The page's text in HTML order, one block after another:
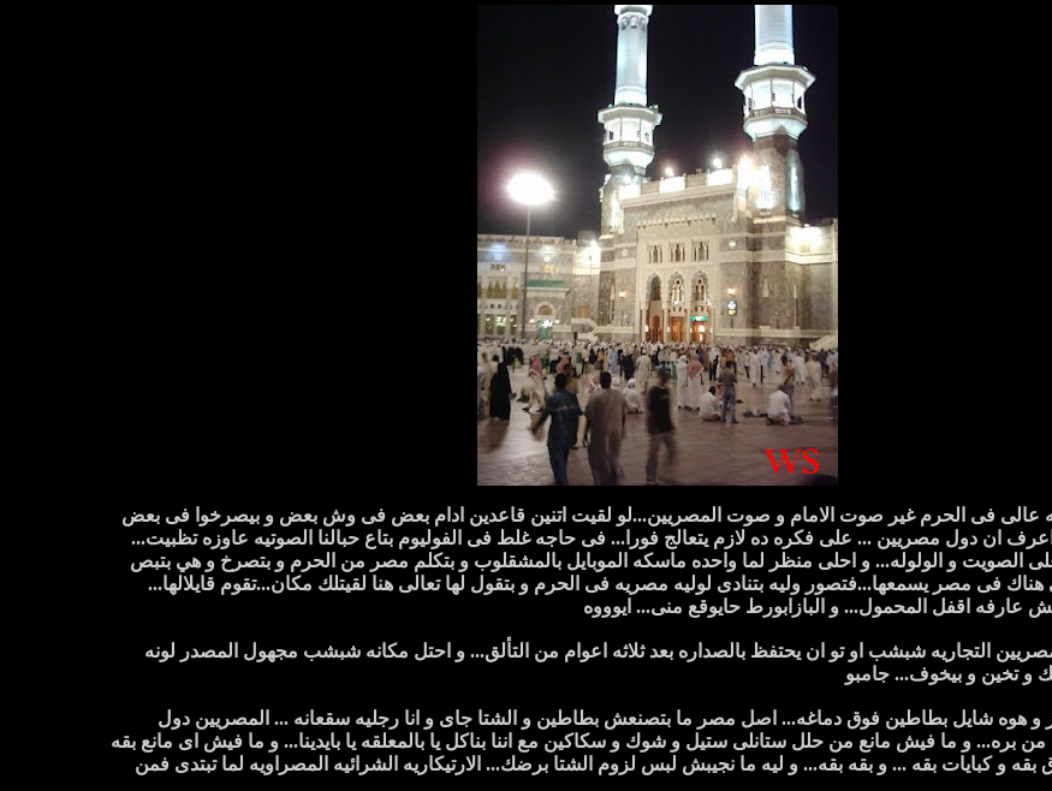
فى الحرم غير صوت الامام و صوت المصريين...لو لقيت اتنين قاعدين ادام بعض فى وش بعض و بيصرخوا فى بعض
اعرف ان دول مصريين ... على فكره ده لازم يتعالج فورا... فى حاجه غلط فى الفوليوم بتاع حبالنا الصوتيه عاوزه تظبيت...
الصويت و الولوله... و احلى منظر لما واحده ماسكه الموبايل بالمشقلوب و بتكلم مصر من الحرم و بتصرخ و هي بتبص
فى مصر يسمعها...فتصور وليه بتنادى لوليه مصريه فى الحرم و بتقول لها تعالى هنا لقيتلك مكان...تقوم قايلالها...
عارفه اقفل المحمول... و البازابورط حايوقع منى... ايوووه
التجاريه شبشب او تو ان يحتفظ بالصداره بعد ثلاثه اعوام من التألق... و احتل مكانه شبشب مجهول المصدر لونه
و تخين و بيخوف... جامبو
و هوه شايل بطاطين فوق دماغه... اصل مصر ما بتصنعش بطاطين و الشتا جاى و انا رجليه سقعانه ... المصريين دول
بره... و ما فيش مانع من حلل ستانلى ستيل و شوك و سكاكين مع اننا بناكل يا بالمعلقه يا بايدينا... و ما فيش اى مانع بقه
و كبايات بقه ... و بقه بقه... و ليه ما نجيبش لبس لزوم الشتا برضك... الارتيكاريه الشرائيه المصراويه لما تبتدى فمن